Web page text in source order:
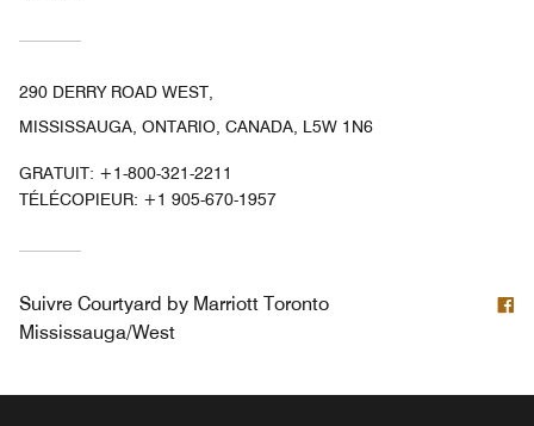
290 DERRY ROAD WEST,
MISSISSAUGA, ONTARIO, CANADA, L5W 1N6
GRATUIT: +1-800-321-2211
TÉLÉCOPIEUR: +1 905-670-1957
Suivre Courtyard by Marriott Toronto
Mississauga/West